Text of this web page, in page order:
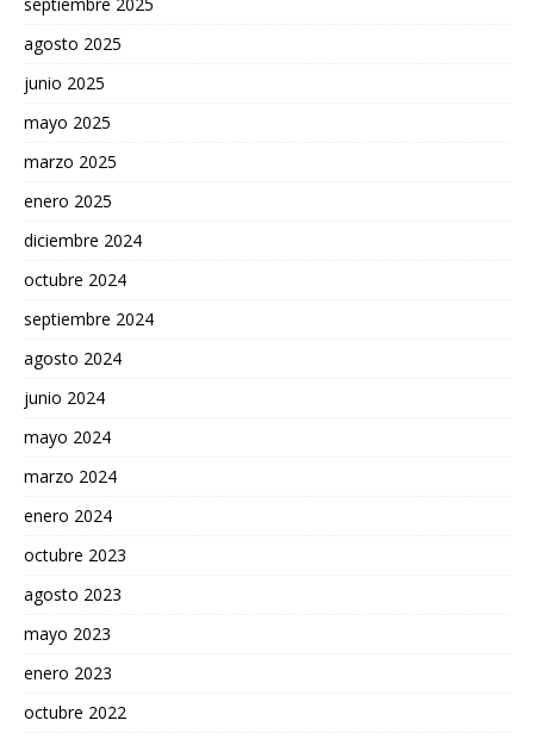
agosto 2025
junio 2025
mayo 2025
marzo 2025
enero 2025
diciembre 2024
octubre 2024
septiembre 2024
agosto 2024
junio 2024
mayo 2024
marzo 2024
enero 2024
octubre 2023
agosto 2023
mayo 2023
enero 2023
octubre 2022